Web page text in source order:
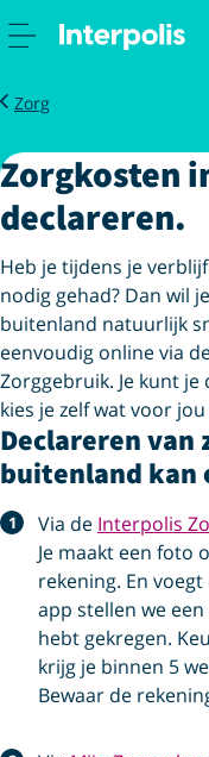
Service
Zorg
Zorgkosten buitenland
Zorgkosten
declareren.
Heb je tijdens je
nodig gehad? Dan wil
buitenland natuurlijk
eenvoudig online via
Zorggebruik. Je kunt
kies je zelf wat voor
Declareren van
buitenland kan
Via de Interpolis
Je maakt een foto
rekening. En
app stellen we
hebt gekregen.
krijg je binnen 5
Bewaar de